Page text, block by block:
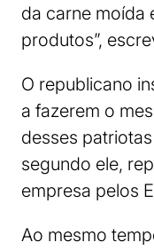
da carne moída
produtos”,
O republicano
a fazerem o
desses
segundo ele,
empresa pelos
Ao mesmo